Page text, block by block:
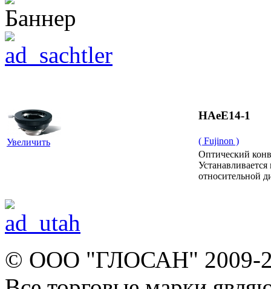
Увеличить
HAeE14-1
( Fujinon )
Оптический
относительной
© ООО "ГЛОСАН" 2009-